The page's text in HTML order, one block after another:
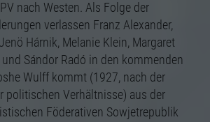
nach Westen. Als Folge der
verlassen Franz Alexander,
Hárnik, Melanie Klein, Margaret
und Sándor Radó in den kommenden
Wulff kommt (1927, nach der
politischen Verhältnisse) aus der
Föderativen Sowjetrepublik